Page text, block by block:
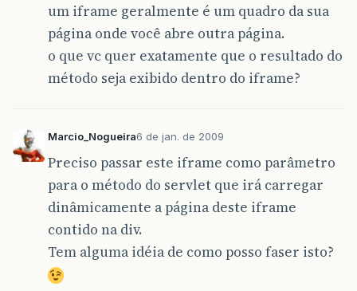
um iframe geralmente é um quadro da sua
página onde você abre outra página.
o que vc quer exatamente que o resultado do
método seja exibido dentro do iframe?
Marcio_Nogueira6 de jan. de 2009
Preciso passar este iframe como parâmetro
para o método do servlet que irá carregar
dinâmicamente a página deste iframe
contido na div.
Tem alguma idéia de como posso faser isto?